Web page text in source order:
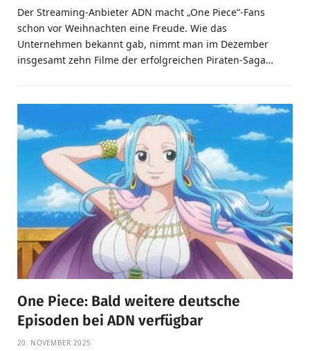
Der Streaming-Anbieter ADN macht „One Piece“-Fans
schon vor Weihnachten eine Freude. Wie das
Unternehmen bekannt gab, nimmt man im Dezember
insgesamt zehn Filme der erfolgreichen Piraten-Saga…
One Piece: Bald weitere deutsche
Episoden bei ADN verfügbar
20. NOVEMBER 2025